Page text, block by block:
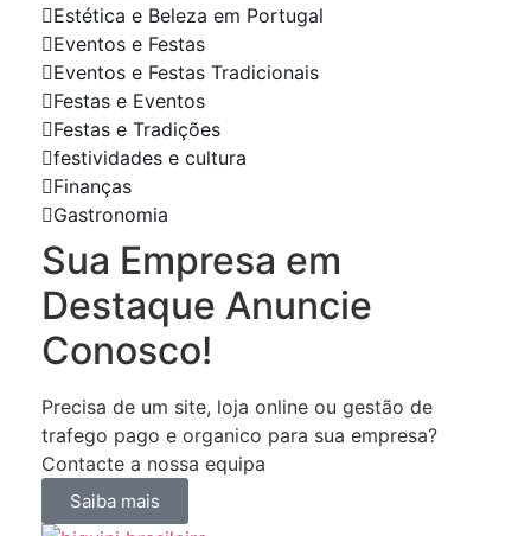
Estética e Beleza em Portugal
Eventos e Festas
Eventos e Festas Tradicionais
Festas e Eventos
Festas e Tradições
festividades e cultura
Finanças
Gastronomia
Sua Empresa em
Destaque Anuncie
Conosco!
Precisa de um site, loja online ou gestão de
trafego pago e organico para sua empresa?
Contacte a nossa equipa
Saiba mais